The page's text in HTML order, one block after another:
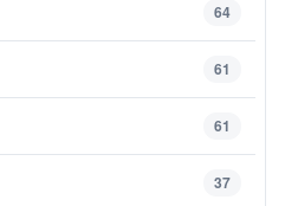
64
61
61
37